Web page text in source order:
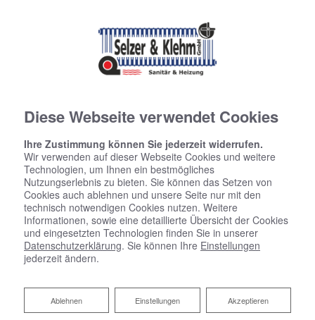
Anspruchsvolle Anlagen –
ein Spezialist
Diese Webseite verwendet Cookies
Ihre Zustimmung können Sie jederzeit widerrufen.
Wir verwenden auf dieser Webseite Cookies und weitere
Technologien, um Ihnen ein bestmögliches
Nutzungserlebnis zu bieten. Sie können das Setzen von
Cookies auch ablehnen und unsere Seite nur mit den
technisch notwendigen Cookies nutzen. Weitere
Informationen, sowie eine detaillierte Übersicht der Cookies
und eingesetzten Technologien finden Sie in unserer
Datenschutzerklärung. Sie können Ihre Einstellungen
jederzeit ändern.
Akzeptieren
Einstellungen
Ablehnen
Ablehnen